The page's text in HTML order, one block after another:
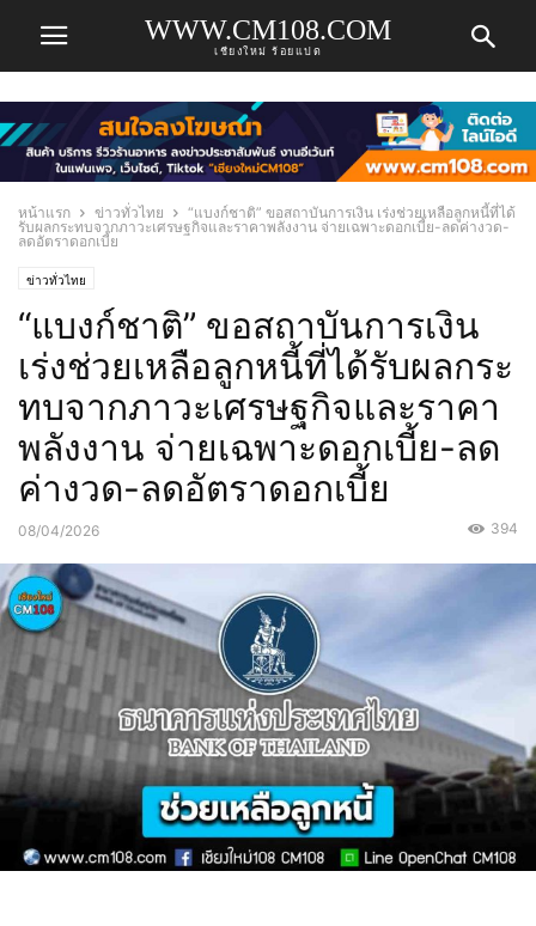
WWW.CM108.COM
เชียงใหม่ ร้อยแปด
หน้าแรก ข่าวทั่วไทย
“แบงก์ชาติ” ขอสถาบันการเงิน เร่งช่วยเหลือลูกหนี้ที่ได้
รับผลกระทบจากภาวะเศรษฐกิจและราคาพลังงาน จ่ายเฉพาะดอกเบี้ย-ลดค่างวด-
ลดอัตราดอกเบี้ย
ข่าวทั่วไทย
“แบงก์ชาติ” ขอสถาบันการเงิน
เร่งช่วยเหลือลูกหนี้ที่ได้รับผลกระ
ทบจากภาวะเศรษฐกิจและราคา
พลังงาน จ่ายเฉพาะดอกเบี้ย-ลด
ค่างวด-ลดอัตราดอกเบี้ย
08/04/2026 394